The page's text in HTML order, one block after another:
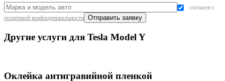
согласен с
политикой конфиденциальности
Другие услуги для Tesla Model Y
Оклейка антигравийной пленкой